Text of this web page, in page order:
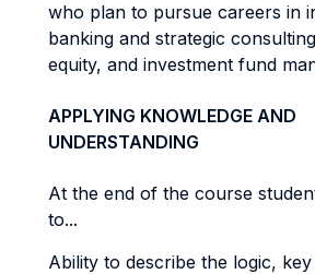
who plan to pursue careers in
banking and strategic
equity, and investment fund
APPLYING KNOWLEDGE AND
UNDERSTANDING
At the end of the course
to...
Ability to describe the logic,